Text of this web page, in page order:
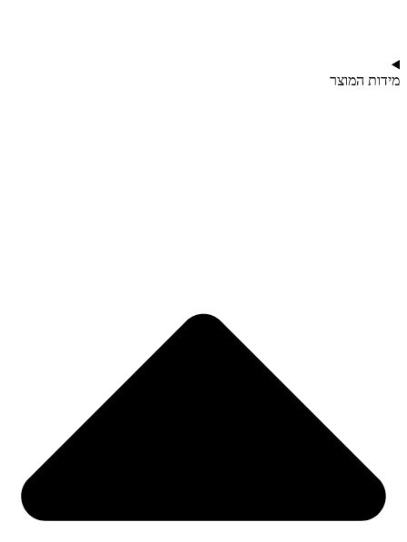
מידות המוצר